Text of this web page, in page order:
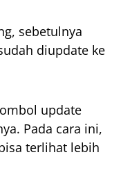
sebetulnya
diupdate ke
update
Pada cara ini,
terlihat lebih